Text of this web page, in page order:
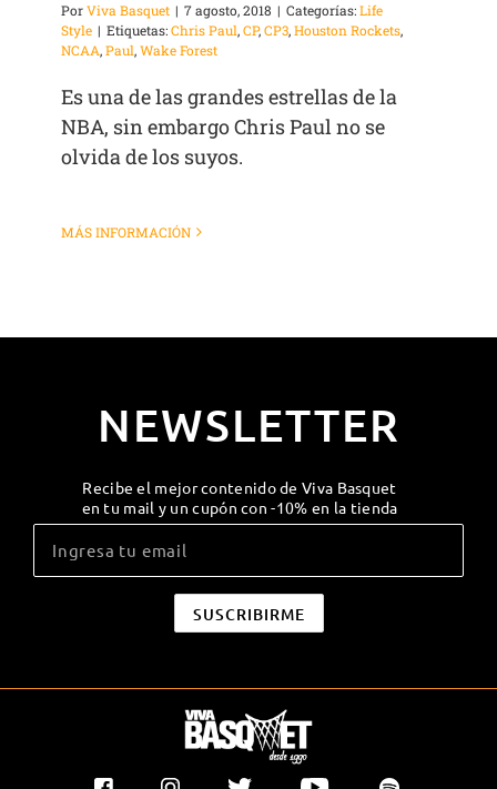
PorViva Basquet | 7 agosto, 2018 | Categorías:Life
Style | Etiquetas:Chris Paul,CP,CP3,Houston Rockets,
NCAA,Paul,Wake Forest
Es una de las grandes estrellas de la
NBA, sin embargo Chris Paul no se
olvida de los suyos.
MÁS INFORMACIÓN
NEWSLETTER
Recibe el mejor contenido de Viva Basquet
en tu mail y un cupón con -10% en la tienda